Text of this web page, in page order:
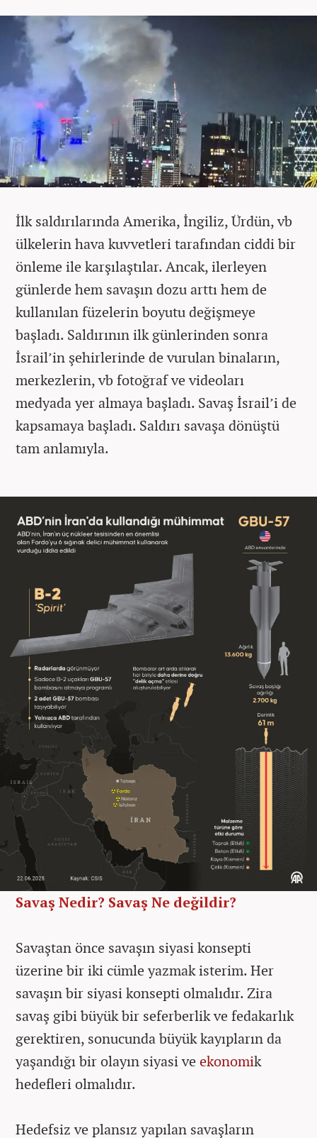
İlk saldırılarında Amerika, İngiliz, Ürdün, vb
ülkelerin hava kuvvetleri tarafından ciddi bir
önleme ile karşılaştılar. Ancak, ilerleyen
günlerde hem savaşın dozu arttı hem de
kullanılan füzelerin boyutu değişmeye
başladı. Saldırının ilk günlerinden sonra
İsrail’in şehirlerinde de vurulan binaların,
merkezlerin, vb fotoğraf ve videoları
medyada yer almaya başladı. Savaş İsrail’i de
kapsamaya başladı. Saldırı savaşa dönüştü
tam anlamıyla.
Savaş Nedir? Savaş Ne değildir?
Savaştan önce savaşın siyasi konsepti
üzerine bir iki cümle yazmak isterim. Her
savaşın bir siyasi konsepti olmalıdır. Zira
savaş gibi büyük bir seferberlik ve fedakarlık
gerektiren, sonucunda büyük kayıpların da
yaşandığı bir olayın siyasi ve ekonomik
hedefleri olmalıdır.
Hedefsiz ve plansız yapılan savaşların